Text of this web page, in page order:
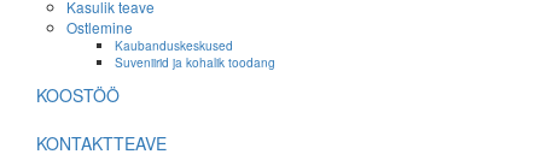
Kasulik teave
Ostlemine
Kaubanduskeskused
Suveniirid ja kohalik toodang
KOOSTÖÖ
KONTAKTTEAVE